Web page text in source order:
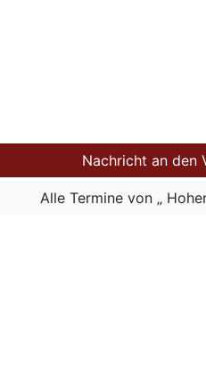
Nachricht an den
Alle Termine von „